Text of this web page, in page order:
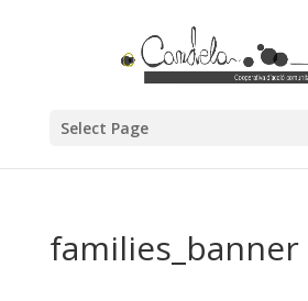
Select Page
families_banner